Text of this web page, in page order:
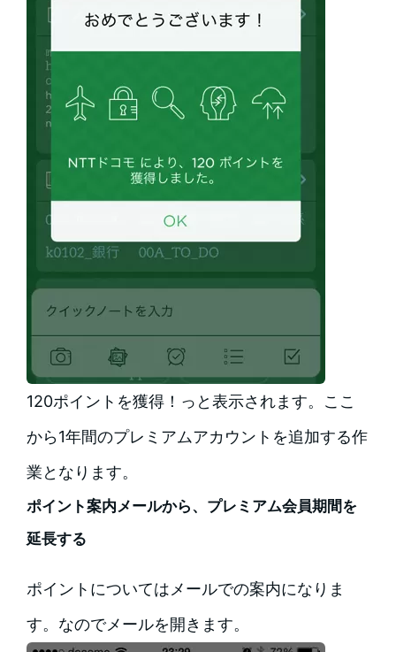
120ポイントを獲得！っと表示されます。ここ
から1年間のプレミアムアカウントを追加する作
業となります。
ポイント案内メールから、プレミアム会員期間を
延長する
ポイントについてはメールでの案内になりま
す。なのでメールを開きます。